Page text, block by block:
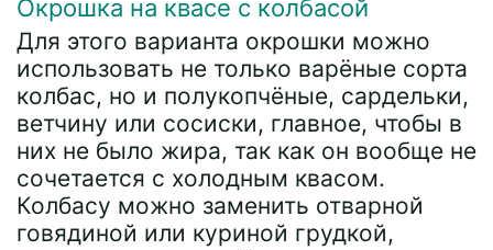
Окрошка на квасе с колбасой
Для этого варианта окрошки можно
использовать не только варёные сорта
колбас, но и полукопчёные, сардельки,
ветчину или сосиски, главное, чтобы в
них не было жира, так как он вообще не
сочетается с холодным квасом.
Колбасу можно заменить отварной
говядиной или куриной грудкой,